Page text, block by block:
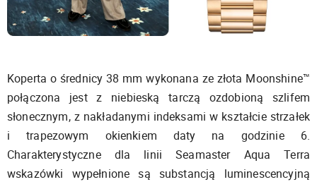
Koperta o średnicy 38 mm wykonana ze złota Moonshine™
połączona jest z niebieską tarczą ozdobioną szlifem
słonecznym, z nakładanymi indeksami w kształcie strzałek
i trapezowym okienkiem daty na godzinie 6.
Charakterystyczne dla linii Seamaster Aqua Terra
wskazówki wypełnione są substancją luminescencyjną